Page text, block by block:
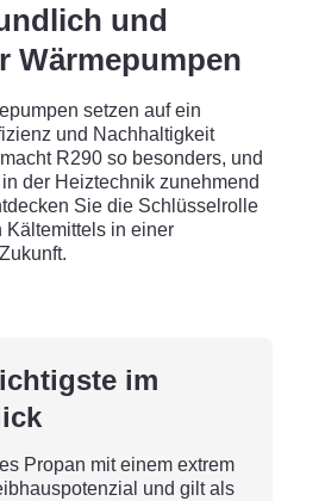
und
Wärmepumpen
setzen auf ein
und Nachhaltigkeit
R290 so besonders, und
der Heiztechnik zunehmend
Sie die Schlüsselrolle
in einer
im
Propan mit einem extrem
und gilt als